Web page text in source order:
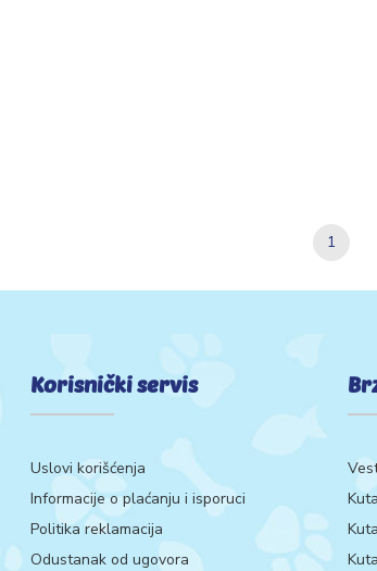
1
Korisnički servis
Uslovi korišćenja
Informacije o plaćanju i isporuci
Politika reklamacija
Odustanak od ugovora